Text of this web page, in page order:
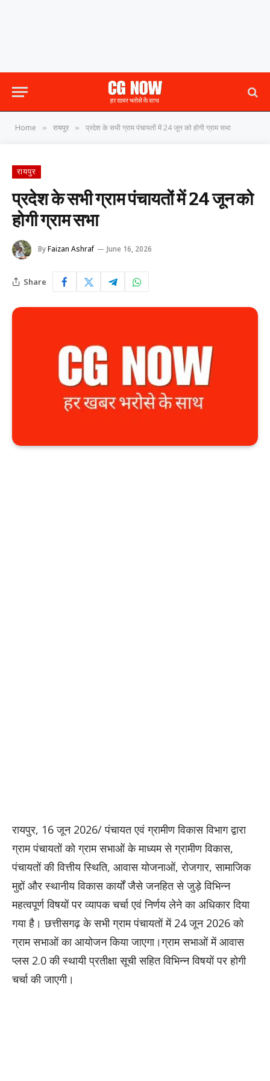
Home » रायपुर » प्रदेश के सभी ग्राम पंचायतों में 24 जून को होगी ग्राम सभा
रायपुर
प्रदेश के सभी ग्राम पंचायतों में 24 जून को
होगी ग्राम सभा
ByFaizan Ashraf June 16, 2026
Share
रायपुर, 16 जून 2026/ पंचायत एवं ग्रामीण विकास विभाग द्वारा
ग्राम पंचायतों को ग्राम सभाओं के माध्यम से ग्रामीण विकास,
पंचायतों की वित्तीय स्थिति, आवास योजनाओं, रोजगार, सामाजिक
मुद्दों और स्थानीय विकास कार्यों जैसे जनहित से जुड़े विभिन्न
महत्वपूर्ण विषयों पर व्यापक चर्चा एवं निर्णय लेने का अधिकार दिया
गया है। छत्तीसगढ़ के सभी ग्राम पंचायतों में 24 जून 2026 को
ग्राम सभाओं का आयोजन किया जाएगा।ग्राम सभाओं में आवास
प्लस 2.0 की स्थायी प्रतीक्षा सूची सहित विभिन्न विषयों पर होगी
चर्चा की जाएगी।